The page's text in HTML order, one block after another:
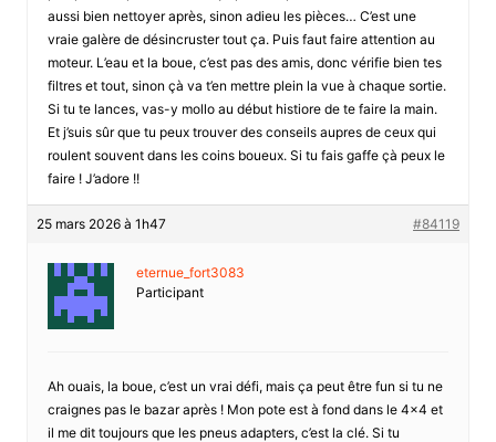
aussi bien nettoyer après, sinon adieu les pièces… C’est une
vraie galère de désincruster tout ça. Puis faut faire attention au
moteur. L’eau et la boue, c’est pas des amis, donc vérifie bien tes
filtres et tout, sinon çà va t’en mettre plein la vue à chaque sortie.
Si tu te lances, vas-y mollo au début histiore de te faire la main.
Et j’suis sûr que tu peux trouver des conseils aupres de ceux qui
roulent souvent dans les coins boueux. Si tu fais gaffe çà peux le
faire ! J’adore !!
25 mars 2026 à 1h47 #84119
eternue_fort3083
Participant
Ah ouais, la boue, c’est un vrai défi, mais ça peut être fun si tu ne
craignes pas le bazar après ! Mon pote est à fond dans le 4×4 et
il me dit toujours que les pneus adapters, c’est la clé. Si tu